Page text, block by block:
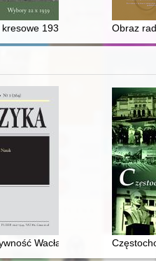
kresowe 1939-1941 : wybory 22 X
Obraz
Wacława Raszka (1764-